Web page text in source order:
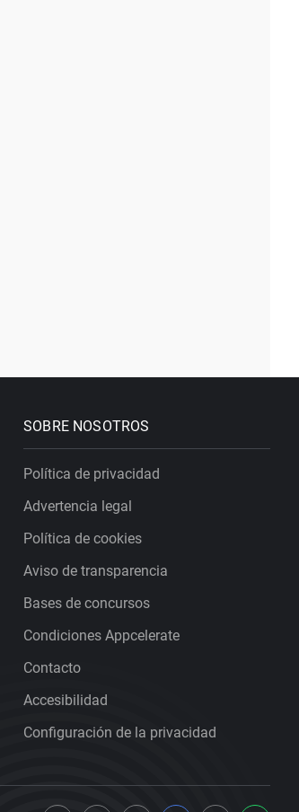
SOBRE NOSOTROS
Política de privacidad
Advertencia legal
Política de cookies
Aviso de transparencia
Bases de concursos
Condiciones Appcelerate
Contacto
Accesibilidad
Configuración de la privacidad